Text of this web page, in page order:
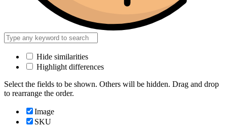
Hide similarities
Highlight differences
Select the fields to be shown. Others will be hidden. Drag and drop
to rearrange the order.
Image
SKU